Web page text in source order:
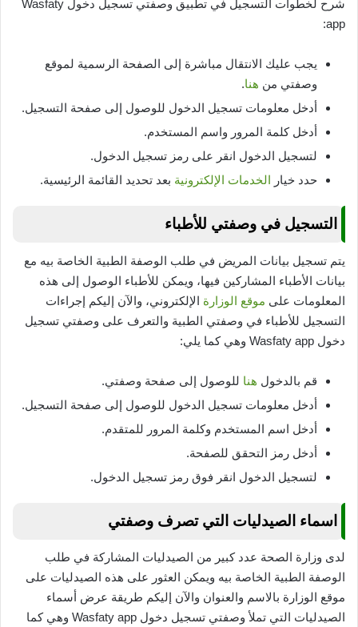
شرح لخطوات التسجيل في تطبيق وصفتي تسجيل دخول Wasfaty
app:
يجب عليك الانتقال مباشرة إلى الصفحة الرسمية لموقع
وصفتي من هنا.
أدخل معلومات تسجيل الدخول للوصول إلى صفحة التسجيل.
أدخل كلمة المرور واسم المستخدم.
لتسجيل الدخول انقر على رمز تسجيل الدخول.
حدد خيار
الخدمات الإلكترونية بعد تحديد القائمة الرئيسية.
التسجيل في وصفتي للأطباء
يتم تسجيل بيانات المريض في طلب الوصفة الطبية الخاصة بيه مع
بيانات الأطباء المشاركين فيها، ويمكن للأطباء الوصول إلى هذه
المعلومات على موقع الوزارة الإلكتروني، والآن إليكم إجراءات
التسجيل للأطباء في وصفتي الطبية والتعرف على وصفتي تسجيل
دخول Wasfaty app وهي كما يلي:
قم بالدخول هنا للوصول إلى صفحة وصفتي.
أدخل معلومات تسجيل الدخول للوصول إلى صفحة التسجيل.
أدخل اسم المستخدم وكلمة المرور للمتقدم.
أدخل رمز التحقق للصفحة.
لتسجيل الدخول انقر فوق رمز تسجيل الدخول.
اسماء الصيدليات التي تصرف وصفتي
لدى وزارة الصحة عدد كبير من الصيدليات المشاركة في طلب
الوصفة الطبية الخاصة بيه ويمكن العثور على هذه الصيدليات على
موقع الوزارة بالاسم والعنوان والآن إليكم طريقة عرض أسماء
الصيدليات التي تملأ وصفتي تسجيل دخول Wasfaty app وهي كما